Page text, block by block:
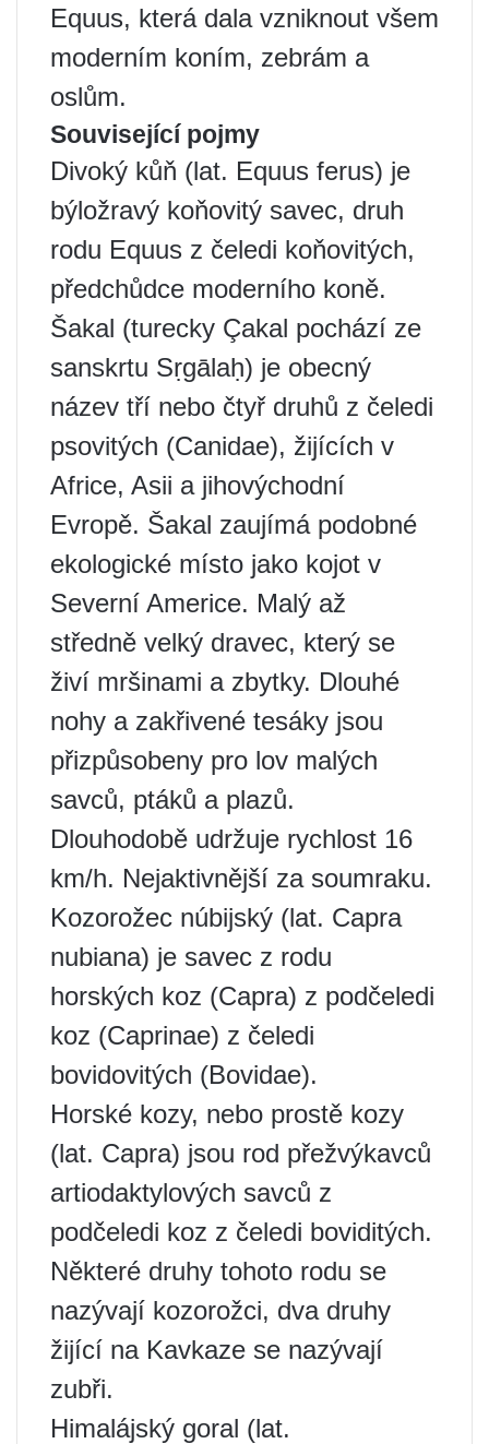
Equus, která dala vzniknout všem
moderním koním, zebrám a
oslům.
Související pojmy
Divoký kůň (lat. Equus ferus) je
býložravý koňovitý savec, druh
rodu Equus z čeledi koňovitých,
předchůdce moderního koně.
Šakal (turecky Çakal pochází ze
sanskrtu Sṛgālaḥ) je obecný
název tří nebo čtyř druhů z čeledi
psovitých (Canidae), žijících v
Africe, Asii a jihovýchodní
Evropě. Šakal zaujímá podobné
ekologické místo jako kojot v
Severní Americe. Malý až
středně velký dravec, který se
živí mršinami a zbytky. Dlouhé
nohy a zakřivené tesáky jsou
přizpůsobeny pro lov malých
savců, ptáků a plazů.
Dlouhodobě udržuje rychlost 16
km/h. Nejaktivnější za soumraku.
Kozorožec núbijský (lat. Capra
nubiana) je savec z rodu
horských koz (Capra) z podčeledi
koz (Caprinae) z čeledi
bovidovitých (Bovidae).
Horské kozy, nebo prostě kozy
(lat. Capra) jsou rod přežvýkavců
artiodaktylových savců z
podčeledi koz z čeledi boviditých.
Některé druhy tohoto rodu se
nazývají kozorožci, dva druhy
žijící na Kavkaze se nazývají
zubři.
Himalájský goral (lat.